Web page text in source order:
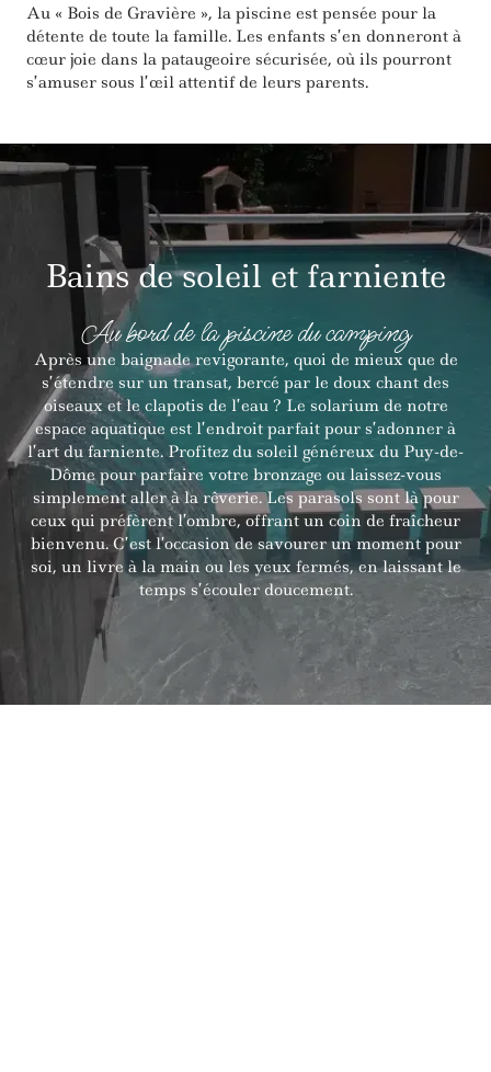
Au « Bois de Gravière », la piscine est pensée pour la
détente de toute la famille. Les enfants s’en donneront à
cœur joie dans la pataugeoire sécurisée, où ils pourront
s’amuser sous l’œil attentif de leurs parents.
Bains de soleil et farniente
Au bord de la piscine du camping
Après une baignade revigorante, quoi de mieux que de
s’étendre sur un transat, bercé par le doux chant des
oiseaux et le clapotis de l’eau ? Le solarium de notre
espace aquatique est l’endroit parfait pour s’adonner à
l’art du farniente. Profitez du soleil généreux du Puy-de-
Dôme pour parfaire votre bronzage ou laissez-vous
simplement aller à la rêverie. Les parasols sont là pour
ceux qui préfèrent l’ombre, offrant un coin de fraîcheur
bienvenu. C’est l’occasion de savourer un moment pour
soi, un livre à la main ou les yeux fermés, en laissant le
temps s’écouler doucement.